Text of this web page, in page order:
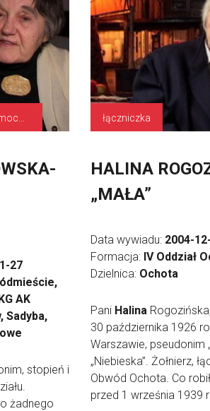
27
AK
Sadyba,
stopień i
żadnego
łączniczka
HALINA
„MAŁA”
Data wywiadu: 2004-
Formacja: IV Oddział
Dzielnica: Ochota
Pani Halina
30 października 1926
Warszawie, pseudonim
„Niebieska”. Żołnierz,
Obwód Ochota. Co
przed 1 września 1939